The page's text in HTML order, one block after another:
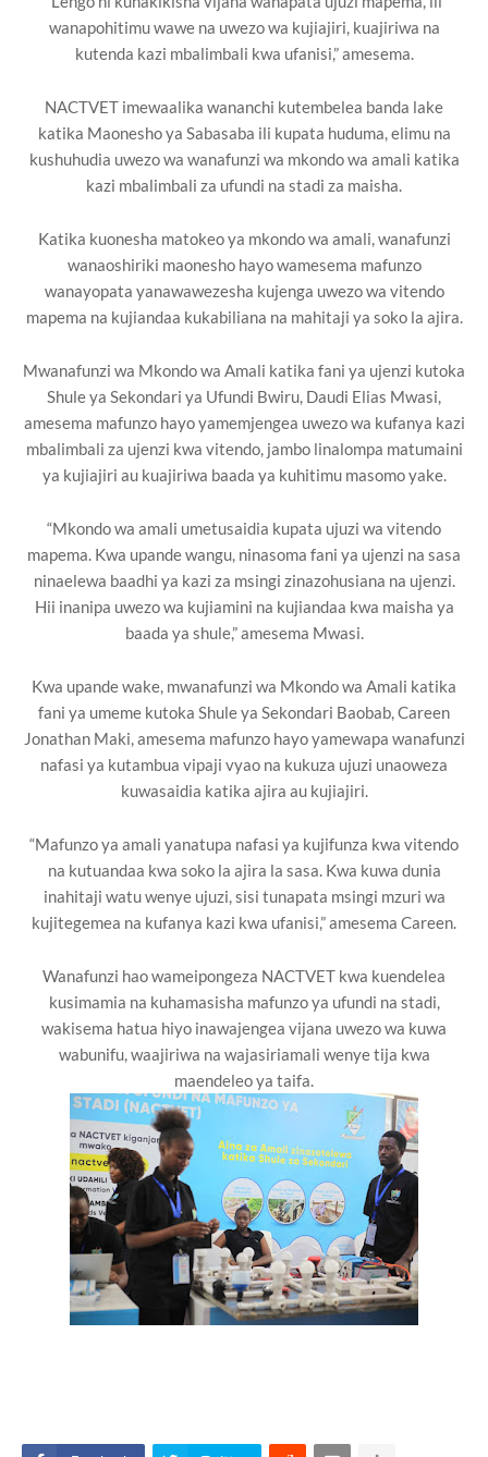
wanapohitimu wawe na uwezo wa kujiajiri, kuajiriwa na
kutenda kazi mbalimbali kwa ufanisi,” amesema.
NACTVET imewaalika wananchi kutembelea banda lake
katika Maonesho ya Sabasaba ili kupata huduma, elimu na
kushuhudia uwezo wa wanafunzi wa mkondo wa amali katika
kazi mbalimbali za ufundi na stadi za maisha.
Katika kuonesha matokeo ya mkondo wa amali, wanafunzi
wanaoshiriki maonesho hayo wamesema mafunzo
wanayopata yanawawezesha kujenga uwezo wa vitendo
mapema na kujiandaa kukabiliana na mahitaji ya soko la ajira.
Mwanafunzi wa Mkondo wa Amali katika fani ya ujenzi kutoka
Shule ya Sekondari ya Ufundi Bwiru, Daudi Elias Mwasi,
amesema mafunzo hayo yamemjengea uwezo wa kufanya kazi
mbalimbali za ujenzi kwa vitendo, jambo linalompa matumaini
ya kujiajiri au kuajiriwa baada ya kuhitimu masomo yake.
“Mkondo wa amali umetusaidia kupata ujuzi wa vitendo
mapema. Kwa upande wangu, ninasoma fani ya ujenzi na sasa
ninaelewa baadhi ya kazi za msingi zinazohusiana na ujenzi.
Hii inanipa uwezo wa kujiamini na kujiandaa kwa maisha ya
baada ya shule,” amesema Mwasi.
Kwa upande wake, mwanafunzi wa Mkondo wa Amali katika
fani ya umeme kutoka Shule ya Sekondari Baobab, Careen
Jonathan Maki, amesema mafunzo hayo yamewapa wanafunzi
nafasi ya kutambua vipaji vyao na kukuza ujuzi unaoweza
kuwasaidia katika ajira au kujiajiri.
“Mafunzo ya amali yanatupa nafasi ya kujifunza kwa vitendo
na kutuandaa kwa soko la ajira la sasa. Kwa kuwa dunia
inahitaji watu wenye ujuzi, sisi tunapata msingi mzuri wa
kujitegemea na kufanya kazi kwa ufanisi,” amesema Careen.
Wanafunzi hao wameipongeza NACTVET kwa kuendelea
kusimamia na kuhamasisha mafunzo ya ufundi na stadi,
wakisema hatua hiyo inawajengea vijana uwezo wa kuwa
wabunifu, waajiriwa na wajasiriamali wenye tija kwa
maendeleo ya taifa.